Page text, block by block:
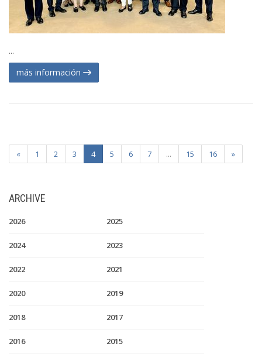
...
más información
« 1 2 3 4 5 6 7 ... 15 16 »
ARCHIVE
2026 2025
2024 2023
2022 2021
2020 2019
2018 2017
2016 2015